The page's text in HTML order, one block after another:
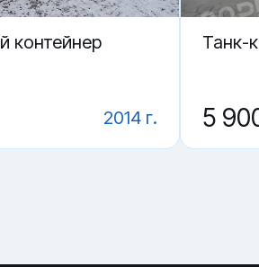
контейнер
2014 г.
Танк-
5